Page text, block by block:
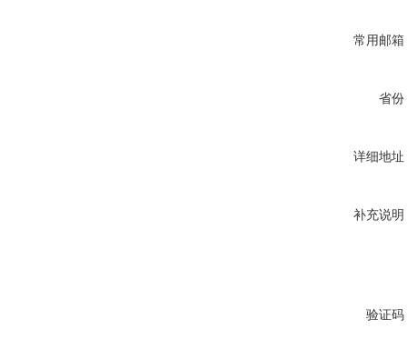
常用邮箱
省份
详细地址
补充说明
验证码